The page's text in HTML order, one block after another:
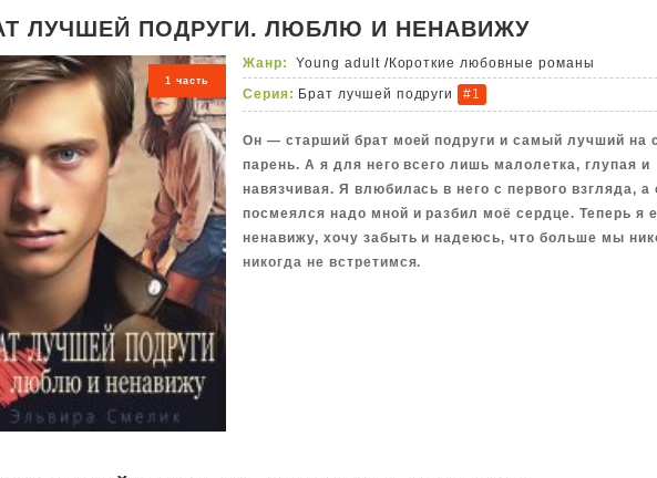
А наутро в лагере находят безжизненное тело
страха по всему телу! Авторам удалось провести
грань между уютной ностальгией по пионерским
фольклора и язычества». – Екатерина, автор
«Она любит книжки. И не только»
ЛУЧШЕЙ ПОДРУГИ. ЛЮБЛЮ И НЕНАВИЖУ
1 часть
Жанр: Young adult/Короткие любовные романы
Серия: Брат лучшей подруги #1
Он — старший брат моей подруги и самый лучший на
парень. А я для него всего лишь малолетка, глупая и
навязчивая. Я влюбилась в него с первого взгляда, а
посмеялся надо мной и разбил моё сердце. Теперь я
ненавижу, хочу забыть и надеюсь, что больше мы
никогда не встретимся.